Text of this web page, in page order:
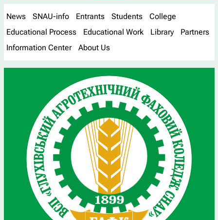
News SNAU-info Entrants Students
College
Educational Process
Educational Work Library
Partners
Information Center
About Us